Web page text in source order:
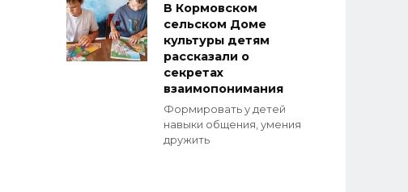
В Кормовском
сельском Доме
культуры детям
рассказали о
секретах
взаимопонимания
Формировать у детей
навыки общения, умения
дружить